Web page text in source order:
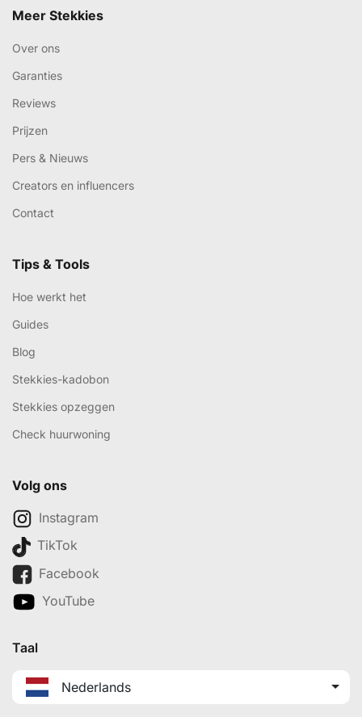
Meer Stekkies
Over ons
Garanties
Reviews
Prijzen
Pers & Nieuws
Creators en influencers
Contact
Tips & Tools
Hoe werkt het
Guides
Blog
Stekkies-kadobon
Stekkies opzeggen
Check huurwoning
Volg ons
Instagram
TikTok
Facebook
YouTube
Taal
Nederlands